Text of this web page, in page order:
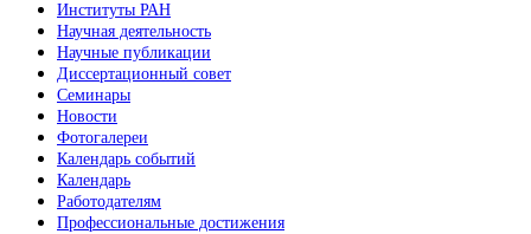
Институты РАН
Научная деятельность
Научные публикации
Диссертационный совет
Семинары
Новости
Фотогалереи
Календарь событий
Календарь
Работодателям
Профессиональные достижения